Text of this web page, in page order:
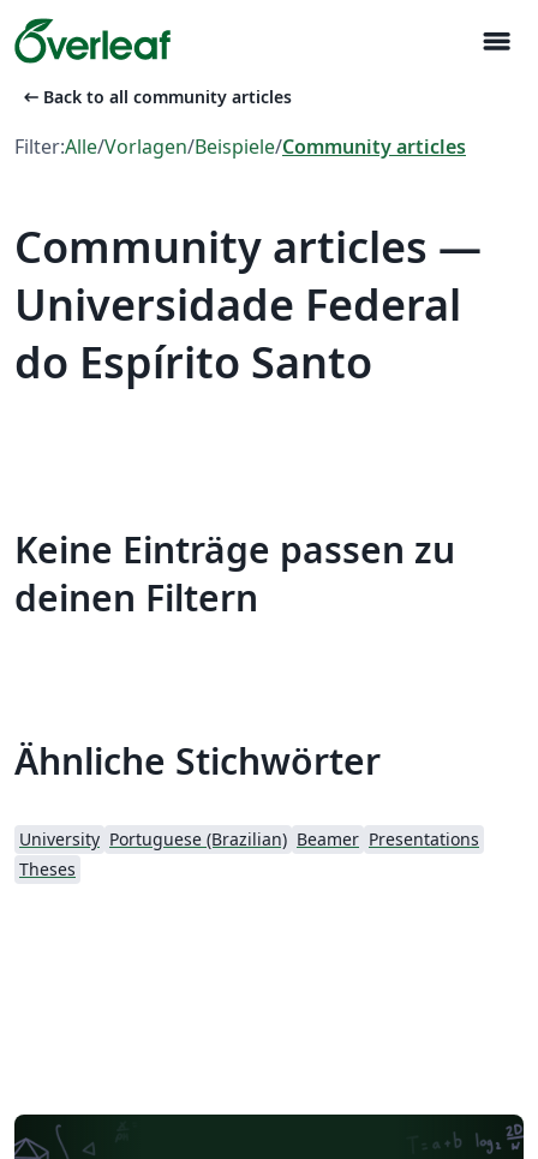
menu
arrow_left_alt Back to all community articles
Filter:Alle/Vorlagen/Beispiele/Community articles
Community articles —
Universidade Federal
do Espírito Santo
Keine Einträge passen zu
deinen Filtern
Ähnliche Stichwörter
University Portuguese (Brazilian) Beamer Presentations
Theses